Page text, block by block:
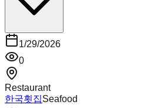
1/29/2026
0
Restaurant
한국횟집Seafood